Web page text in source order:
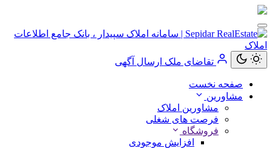
تقاضای ملک ارسال آگهی
صفحه نخست
مشاورین
مشاورین املاک
فرصت های شغلی
فروشگاه
افزایش موجودی
مهمان
ورود
به